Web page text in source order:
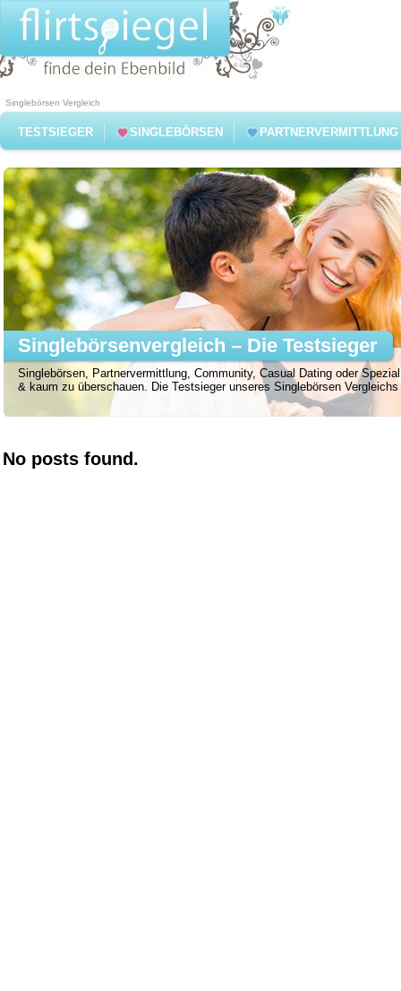
Singlebörsen Vergleich
TESTSIEGER SINGLEBÖRSEN PARTNERVERMITTLUNG
Singlebörsen, Partnervermittlung, Community, Casual Dating oder
& kaum zu überschauen. Die Testsieger unseres Singlebörsen
Singlebörsenvergleich – Die Testsieger
No posts found.